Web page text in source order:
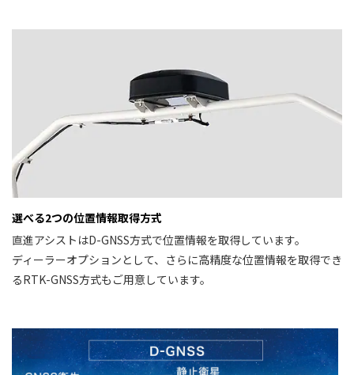
選べる2つの位置情報取得方式
直進アシストはD-GNSS方式で位置情報を取得しています。
ディーラーオプションとして、さらに高精度な位置情報を取得でき
るRTK-GNSS方式もご用意しています。